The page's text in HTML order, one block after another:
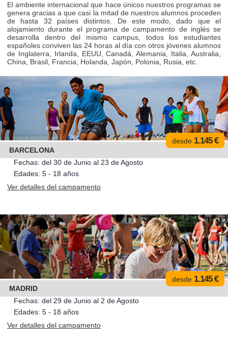
El ambiente internacional que hace únicos nuestros programas se
genera gracias a que casi la mitad de nuestros alumnos proceden
de hasta 32 países distintos. De este modo, dado que el
alojamiento durante el programa de campamento de inglés se
desarrolla dentro del mismo campus, todos los estudiantes
españoles conviven las 24 horas al día con otros jóvenes alumnos
de Inglaterra, Irlanda, EEUU, Canadá, Alemania, Italia, Australia,
China, Brasil, Francia, Holanda, Japón, Polonia, Rusia, etc.
BARCELONA
desde 1.145 €
Fechas: del 30 de Junio al 23 de Agosto
Edades: 5 - 18 años
Ver detalles del campamento
MADRID
desde 1.145 €
Fechas: del 29 de Junio al 2 de Agosto
Edades: 5 - 18 años
Ver detalles del campamento